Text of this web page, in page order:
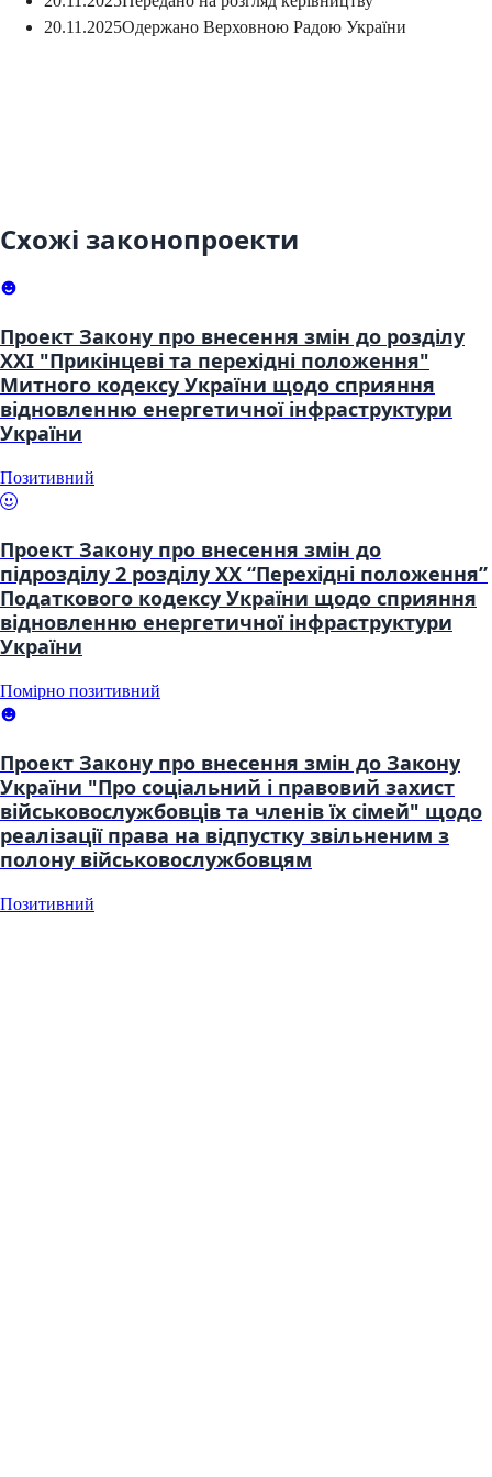
20.11.2025Одержано Верховною Радою України
Схожі законопроекти
Проект Закону про внесення змін до розділу
XXI "Прикінцеві та перехідні положення"
Митного кодексу України щодо сприяння
відновленню енергетичної інфраструктури
України
Позитивний
Проект Закону про внесення змін до
підрозділу 2 розділу XX “Перехідні положення”
Податкового кодексу України щодо сприяння
відновленню енергетичної інфраструктури
України
Помірно позитивний
Проект Закону про внесення змін до Закону
України "Про соціальний і правовий захист
військовослужбовців та членів їх сімей" щодо
реалізації права на відпустку звільненим з
полону військовослужбовцям
Позитивний